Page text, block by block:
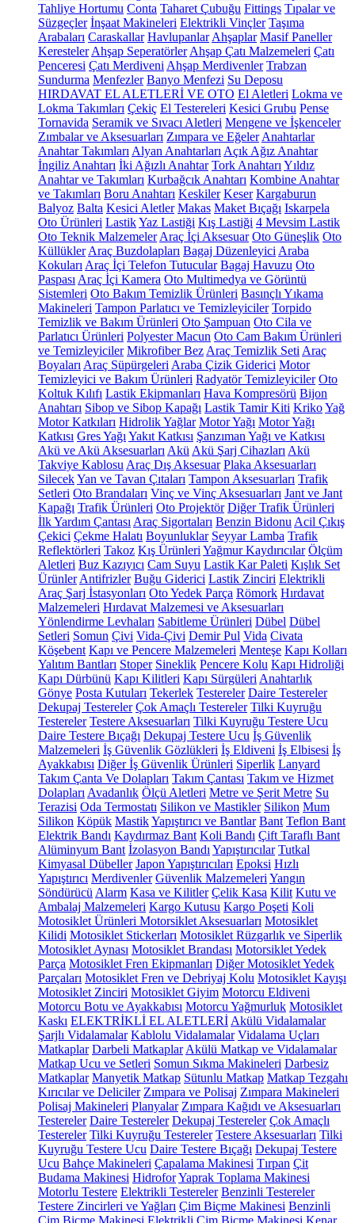
Tahliye Hortumu Conta Taharet Çubuğu Fittings Tıpalar ve
Süzgeçler İnşaat Makineleri Elektrikli Vinçler Taşıma
Arabaları Caraskallar Havlupanlar Ahşaplar Masif Paneller
Keresteler Ahşap Seperatörler Ahşap Çatı Malzemeleri Çatı
Penceresi Çatı Merdiveni Ahşap Merdivenler Trabzan
Sundurma Menfezler Banyo Menfezi Su Deposu
HIRDAVAT EL ALETLERİ VE OTO El Aletleri Lokma ve
Lokma Takımları Çekiç El Testereleri Kesici Grubu Pense
Tornavida Seramik ve Sıvacı Aletleri Mengene ve İşkenceler
Zımbalar ve Aksesuarları Zımpara ve Eğeler Anahtarlar
Anahtar Takımları Alyan Anahtarları Açık Ağız Anahtar
İngiliz Anahtarı İki Ağızlı Anahtar Tork Anahtarı Yıldız
Anahtar ve Takımları Kurbağcık Anahtarı Kombine Anahtar
ve Takımları Boru Anahtarı Keskiler Keser Kargaburun
Balyoz Balta Kesici Aletler Makas Maket Bıçağı Iskarpela
Oto Ürünleri LastikYaz Lastiği Kış Lastiği 4 Mevsim Lastik
Oto Teknik Malzemeler Araç İçi Aksesuar Oto Güneşlik Oto
Küllükler Araç Buzdolapları Bagaj Düzenleyici Araba
Kokuları Araç İçi Telefon Tutucular Bagaj Havuzu Oto
Paspası Araç İçi Kamera Oto Multimedya ve Görüntü
Sistemleri Oto Bakım Temizlik Ürünleri Basınçlı Yıkama
Makineleri Tampon Parlatıcı ve Temizleyiciler Torpido
Temizlik ve Bakım Ürünleri Oto Şampuan Oto Cila ve
Parlatıcı Ürünleri Polyester Macun Oto Cam Bakım Ürünleri
ve Temizleyiciler Mikrofiber Bez Araç Temizlik Seti Araç
Boyaları Araç Süpürgeleri Araba Çizik Giderici Motor
Temizleyici ve Bakım Ürünleri Radyatör Temizleyiciler Oto
Koltuk Kılıfı Lastik Ekipmanları Hava Kompresörü Bijon
Anahtarı Sibop ve Sibop Kapağı Lastik Tamir Kiti KrikoYağ
Motor Katkıları Hidrolik Yağlar Motor Yağı Motor Yağı
Katkısı Gres Yağı Yakıt Katkısı Şanzıman Yağı ve Katkısı
Akü ve Akü Aksesuarları Akü Akü Şarj Cihazları Akü
Takviye Kablosu Araç Dış Aksesuar Plaka Aksesuarları
SilecekYan ve Tavan Çıtaları Tampon Aksesuarları Trafik
Setleri Oto Brandaları Vinç ve Vinç Aksesuarları Jant ve Jant
Kapağı Trafik Ürünleri Oto Projektör Diğer Trafik Ürünleri
İlk Yardım Çantası Araç Sigortaları Benzin Bidonu Acil Çıkış
Çekici Çekme Halatı Boyunluklar Seyyar Lamba Trafik
Reflektörleri Takoz Kış Ürünleri Yağmur Kaydırıcılar Ölçüm
Aletleri Buz Kazıyıcı Cam Suyu Lastik Kar Paleti Kışlık Set
Ürünler Antifrizler Buğu Giderici Lastik Zinciri Elektrikli
Araç Şarj İstasyonları Oto Yedek Parça Römork Hırdavat
Malzemeleri Hırdavat Malzemesi ve Aksesuarları
Yönlendirme Levhaları Sabitleme Ürünleri Dübel Dübel
Setleri Somun Çivi Vida-Çivi Demir Pul Vida Civata
Köşebent Kapı ve Pencere Malzemeleri Menteşe Kapı Kolları
Yalıtım Bantları Stoper Sineklik Pencere Kolu Kapı Hidroliği
Kapı Dürbünü Kapı Kilitleri Kapı Sürgüleri Anahtarlık
Gönye Posta Kutuları Tekerlek Testereler Daire Testereler
Dekupaj Testereler Çok Amaçlı Testereler Tilki Kuyruğu
Testereler Testere Aksesuarları Tilki Kuyruğu Testere Ucu
Daire Testere Bıçağı Dekupaj Testere Ucu İş Güvenlik
Malzemeleri İş Güvenlik Gözlükleri İş Eldiveni İş Elbisesi İş
Ayakkabısı Diğer İş Güvenlik Ürünleri Siperlik Lanyard
Takım Çanta Ve Dolapları Takım Çantası Takım ve Hizmet
Dolapları Avadanlık Ölçü Aletleri Metre ve Şerit Metre Su
Terazisi Oda Termostatı Silikon ve Mastikler Silikon Mum
Silikon Köpük MastikYapıştırıcı ve Bantlar Bant Teflon Bant
Elektrik Bandı Kaydırmaz Bant Koli Bandı Çift Taraflı Bant
Alüminyum Bant İzolasyon Bandı Yapıştırıcılar Tutkal
Kimyasal Dübeller Japon Yapıştırıcıları Epoksi Hızlı
Yapıştırıcı Merdivenler Güvenlik Malzemeleri Yangın
Söndürücü Alarm Kasa ve Kilitler Çelik Kasa Kilit Kutu ve
Ambalaj Malzemeleri Kargo Kutusu Kargo Poşeti Koli
Motosiklet Ürünleri Motorsiklet Aksesuarları Motosiklet
Kilidi Motosiklet Stickerları Motosiklet Rüzgarlık ve Siperlik
Motosiklet Aynası Motosiklet Brandası Motorsiklet Yedek
Parça Motosiklet Fren Ekipmanları Diğer Motosiklet Yedek
Parçaları Motosiklet Fren ve Debriyaj Kolu Motosiklet Kayışı
Motosiklet Zinciri Motosiklet Giyim Motorcu Eldiveni
Motorcu Botu ve Ayakkabısı Motorcu Yağmurluk Motosiklet
Kaskı ELEKTRİKLİ EL ALETLERİ Akülü Vidalamalar
Şarjlı Vidalamalar Kablolu Vidalamalar Vidalama Uçları
Matkaplar Darbeli Matkaplar Akülü Matkap ve Vidalamalar
Matkap Ucu ve Setleri Somun Sıkma Makineleri Darbesiz
Matkaplar Manyetik Matkap Sütunlu Matkap Matkap Tezgahı
Kırıcılar ve Deliciler Zımpara ve Polisaj Zımpara Makineleri
Polisaj Makineleri Planyalar Zımpara Kağıdı ve Aksesuarları
Testereler Daire Testereler Dekupaj Testereler Çok Amaçlı
Testereler Tilki Kuyruğu Testereler Testere Aksesuarları Tilki
Kuyruğu Testere Ucu Daire Testere Bıçağı Dekupaj Testere
Ucu Bahçe Makineleri Çapalama Makinesi Tırpan Çit
Budama Makinesi HidroforYaprak Toplama Makinesi
Motorlu Testere Elektrikli Testereler Benzinli Testereler
Testere Zincirleri ve Yağları Çim Biçme Makinesi Benzinli
Çim Biçme Makinesi Elektrikli Çim Biçme Makinesi Kenar